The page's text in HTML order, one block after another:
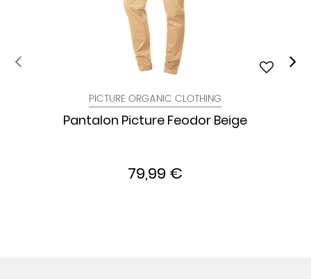
PICTURE ORGANIC CLOTHING
Pantalon Picture Feodor Beige
79,99 €